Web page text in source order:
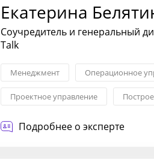
Екатерина
Соучредитель и генеральный
Talk
Менеджмент Операционное
Проектное управление
KPI: постановка и контроль
Подробнее о эксперте